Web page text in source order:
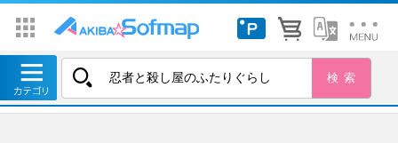
トップ ＞ 新製品予約・発売日カレンダー
新製品予約・発売日カレンダー